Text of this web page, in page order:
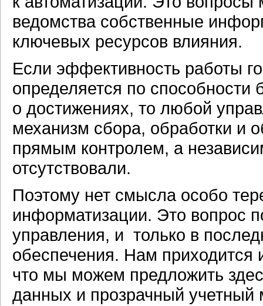
ведомства собственные
ключевых ресурсов влияния.
Если эффективность работы
определяется по способности
о достижениях, то любой
механизм сбора, обработки и
прямым контролем, а
отсутствовали.
Поэтому нет смысла особо
информатизации. Это вопрос
управления, и только в
обеспечения. Нам приходится
что мы можем предложить
данных и прозрачный учетный